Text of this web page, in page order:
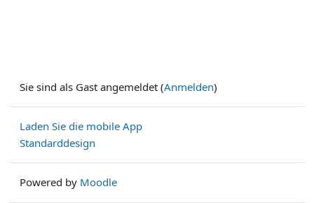
Sie sind als Gast angemeldet (Anmelden)
Laden Sie die mobile App
Standarddesign
Powered by Moodle